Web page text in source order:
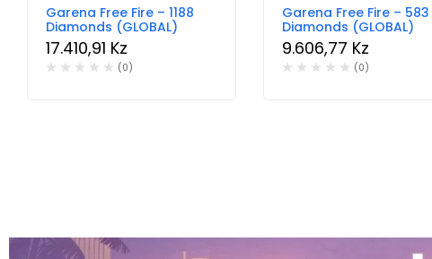
Garena Free Fire – 1188
Diamonds (GLOBAL)
17.410,91 Kz
(0)
Garena Free Fire – 583
Diamonds (GLOBAL)
9.606,77 Kz
(0)